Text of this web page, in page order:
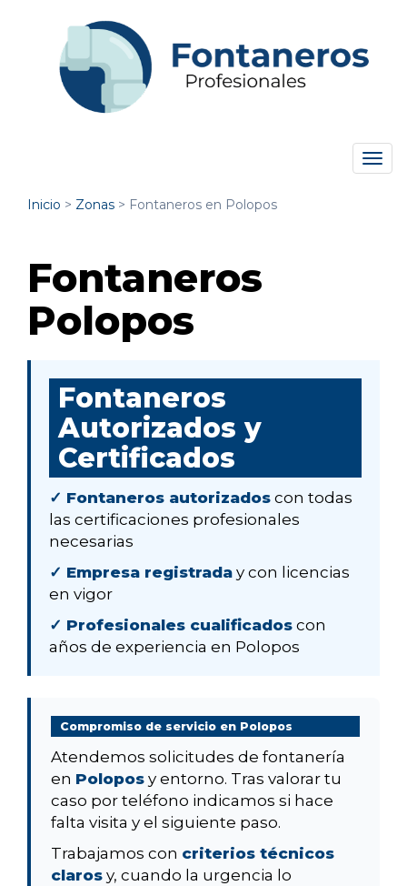
Inicio > Zonas > Fontaneros en Polopos
Fontaneros
Polopos
Fontaneros
Autorizados y
Certificados
✓ Fontaneros autorizados con todas
las certificaciones profesionales
necesarias
✓ Empresa registrada y con licencias
en vigor
✓ Profesionales cualificados con
años de experiencia en Polopos
Compromiso de servicio en Polopos
Atendemos solicitudes de fontanería
en Polopos y entorno. Tras valorar tu
caso por teléfono indicamos si hace
falta visita y el siguiente paso.
Trabajamos con criterios técnicos
claros y, cuando la urgencia lo